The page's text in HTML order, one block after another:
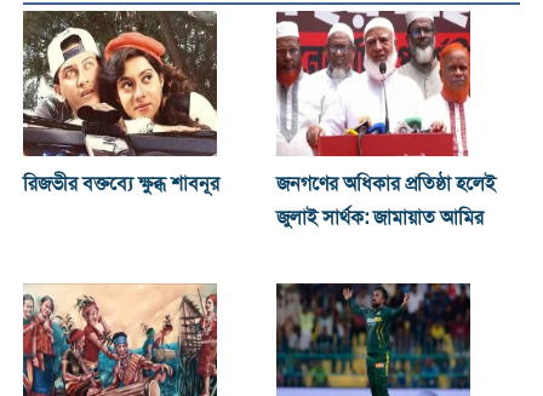
রিজভীর বক্তব্যে ক্ষুব্ধ শাবনূর
জনগণের অধিকার প্রতিষ্ঠা হলেই
জুলাই সার্থক: জামায়াত আমির